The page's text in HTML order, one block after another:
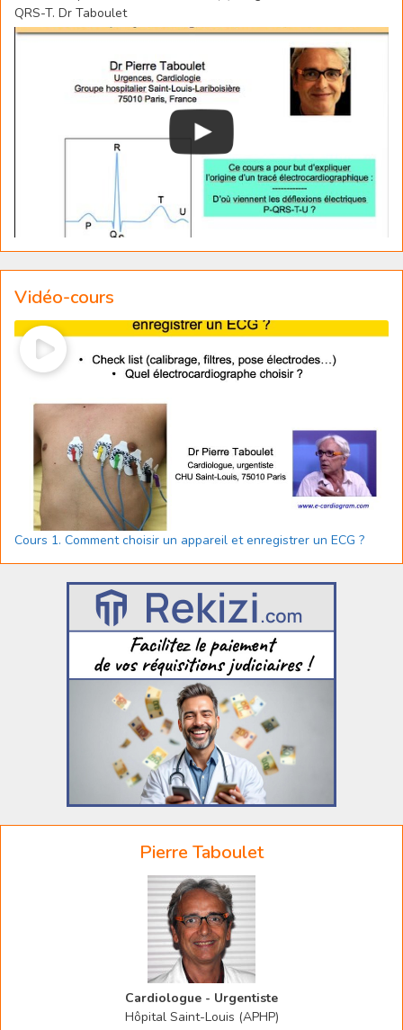
QRS-T. Dr Taboulet
Vidéo-cours
Cours 1. Comment choisir un appareil et enregistrer un ECG ?
Pierre Taboulet
Cardiologue - Urgentiste
Hôpital Saint-Louis (APHP)